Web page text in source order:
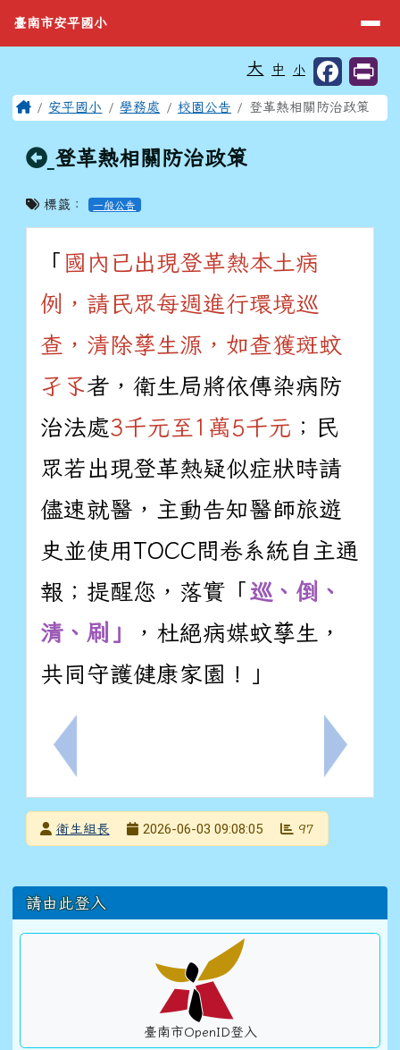
臺南市安平國小
導覽列
臺南市安平國小
⏸
大 中 小
主內容區域
Home安平國小 學務處 校園公告 登革熱相關防治政策
回上頁
登革熱相關防治政策
標籤： 一般公告
上一筆：臺南市安平區安平國小學生獎懲規定
「 國內已出現登革熱本土病
例
，請民眾每週進行環境巡
查，清除孳生源，如查獲斑蚊
孑孓者，衛生局將依傳染病防
治法處3千元至1萬5千元 ；民
眾若出現登革熱疑似症狀時請
儘速就醫，主動告知醫師旅遊
史並使用TOCC問卷系統自主通
報；提醒您，落實「 巡、倒、
清、刷」
，杜絕病媒蚊孳生，
共同守護健康家園！」
下一筆：
發布者衛生組長
2026-06-03 09:08:05 97
左邊區域內容
請由此登入
臺南市OpenID登入
頁尾區域